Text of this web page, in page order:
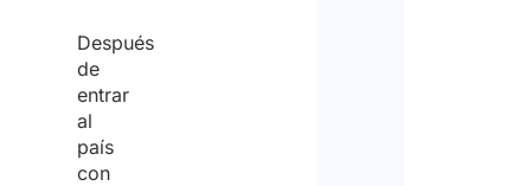
Después
de
entrar
al
país
con